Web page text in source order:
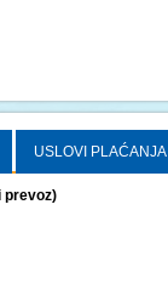
USLOVI PLAĆANJA
prevoz)